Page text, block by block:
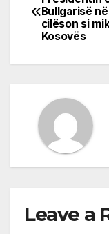
Bullgarisë
cilëson si
Kosovës
Leave a